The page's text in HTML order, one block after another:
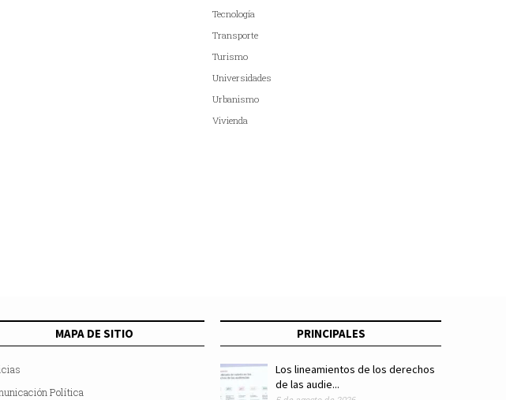
Tecnología
Transporte
Turismo
Universidades
Urbanismo
Vivienda
MAPA DE SITIO
Política
PRINCIPALES
Los lineamientos de los derechos
de las audie...